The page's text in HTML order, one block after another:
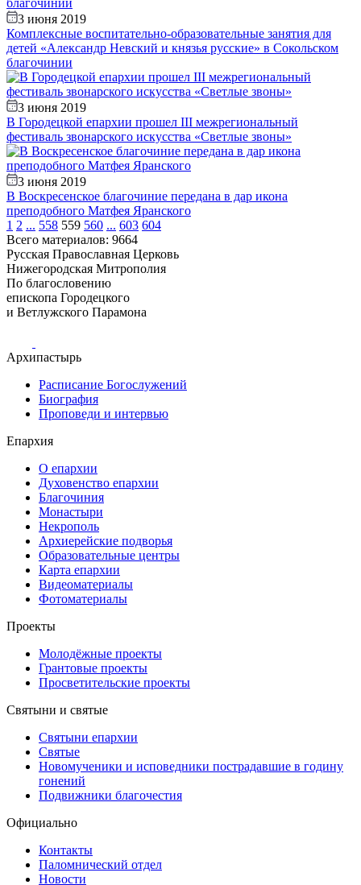
3 июня 2019
Комплексные воспитательно-образовательные занятия для
детей «Александр Невский и князья русские» в Сокольском
благочинии
3 июня 2019
В Городецкой епархии прошел III межрегиональный
фестиваль звонарского искусства «Светлые звоны»
3 июня 2019
В Воскресенское благочиние передана в дар икона
преподобного Матфея Яранского
1 2 ... 558 559 560 ... 603 604
Всего материалов: 9664
Русская Православная Церковь
Нижегородская Митрополия
По благословению
епископа Городецкого
и Ветлужского Парамона
Архипастырь
Расписание Богослужений
Биография
Проповеди и интервью
Епархия
О епархии
Духовенство епархии
Благочиния
Монастыри
Некрополь
Архиерейские подворья
Образовательные центры
Карта епархии
Видеоматериалы
Фотоматериалы
Проекты
Молодёжные проекты
Грантовые проекты
Просветительские проекты
Святыни и святые
Святыни епархии
Святые
Новомученики и исповедники пострадавшие в годину
гонений
Подвижники благочестия
Официально
Контакты
Паломнический отдел
Новости